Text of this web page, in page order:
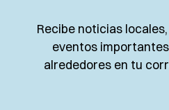
Recibe noticias
eventos
alrededores en tu
Guía de Recursos